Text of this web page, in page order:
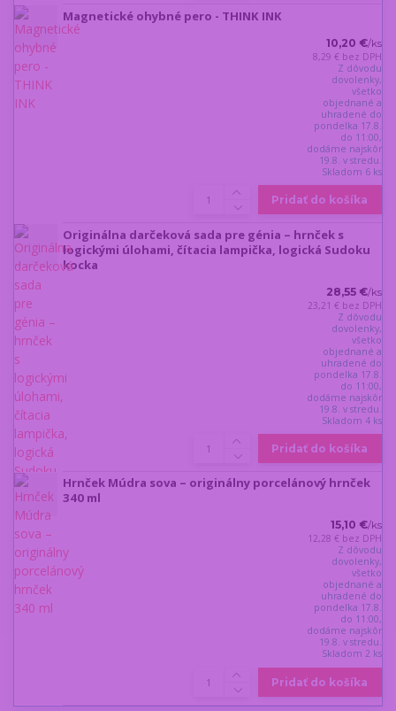
Magnetické ohybné pero - THINK INK
10,20 €/ks
8,29 € bez DPH
Z dôvodu
dovolenky,
všetko
objednané a
uhradené do
pondelka 17.8.
do 11:00,
dodáme najskôr
19.8. v stredu.
Skladom 6 ks
Pridať do košíka
Originálna darčeková sada pre génia – hrnček s
logickými úlohami, čítacia lampička, logická Sudoku
kocka
28,55 €/ks
23,21 € bez DPH
Z dôvodu
dovolenky,
všetko
objednané a
uhradené do
pondelka 17.8.
do 11:00,
dodáme najskôr
19.8. v stredu.
Skladom 4 ks
Pridať do košíka
Hrnček Múdra sova – originálny porcelánový hrnček
340 ml
15,10 €/ks
12,28 € bez DPH
Z dôvodu
dovolenky,
všetko
objednané a
uhradené do
pondelka 17.8.
do 11:00,
dodáme najskôr
19.8. v stredu.
Skladom 2 ks
Pridať do košíka